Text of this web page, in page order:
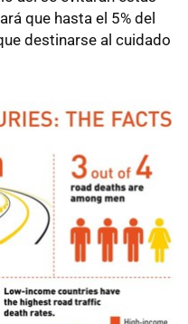
que hasta el 5% del
destinarse al cuidado